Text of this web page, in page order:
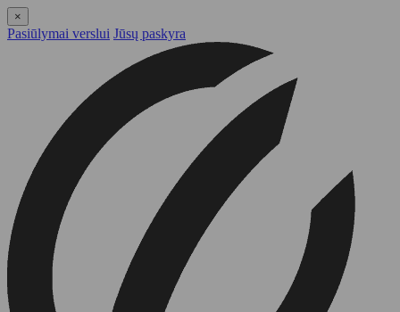
×
Pasiūlymai verslui Jūsų paskyra